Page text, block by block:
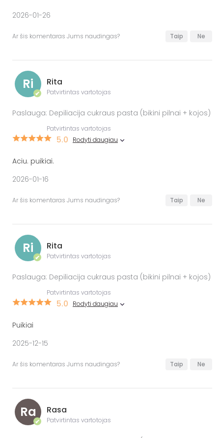
2026-01-26
Ar šis komentaras Jums naudingas? Taip Ne
Ri
✔
Rita
Patvirtintas vartotojas
Paslauga: Depiliacija cukraus pasta (bikini pilnai + kojos)
Patvirtintas vartotojas
5.0 Rodyti daugiau
Aciu. puikiai.
2026-01-16
Ar šis komentaras Jums naudingas? Taip Ne
Ri
✔
Rita
Patvirtintas vartotojas
Paslauga: Depiliacija cukraus pasta (bikini pilnai + kojos)
Patvirtintas vartotojas
5.0 Rodyti daugiau
Puikiai
2025-12-15
Ar šis komentaras Jums naudingas? Taip Ne
Ra
✔
Rasa
Patvirtintas vartotojas